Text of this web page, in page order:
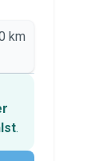
km
.